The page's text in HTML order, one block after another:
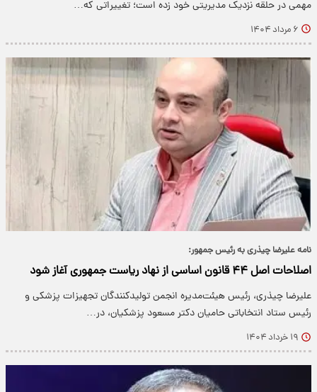
مهمی در حلقه نزدیک مدیریتی خود زده است؛ تغییراتی که…
۶ مرداد ۱۴۰۴
نامه علیرضا چیذری به رئیس جمهور:
اصلاحات اصل ۴۴ قانون اساسی از نهاد ریاست جمهوری آغاز شود
علیرضا چیذری، رئیس هیئت‌مدیره انجمن تولیدکنندگان تجهیزات پزشکی و
رئیس ستاد انتخاباتی حامیان دکتر مسعود پزشکیان، در…
۱۹ خرداد ۱۴۰۴